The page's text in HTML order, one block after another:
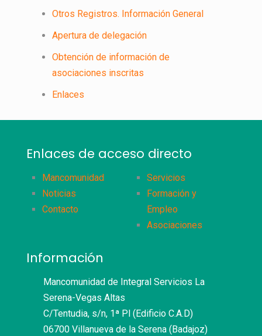
Otros Registros. Información General
Apertura de delegación
Obtención de información de
asociaciones inscritas
Enlaces
Enlaces de acceso directo
Mancomunidad
Noticias
Contacto
Servicios
Formación y
Empleo
Asociaciones
Información
Mancomunidad de Integral Servicios La
Serena-Vegas Altas
C/Tentudia, s/n, 1ª Pl (Edificio C.A.D)
06700 Villanueva de la Serena (Badajoz)